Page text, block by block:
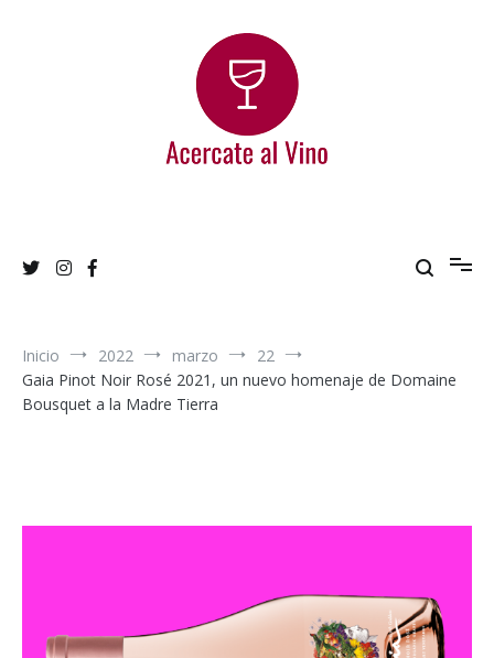
Inicio 2022 marzo
22
Gaia Pinot Noir Rosé 2021, un nuevo homenaje de Domaine
Bousquet a la Madre Tierra